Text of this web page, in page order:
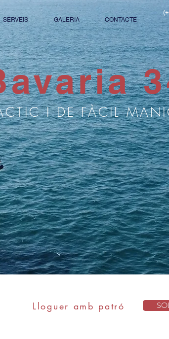
SERVEIS GALERIA CONTACTE
I DE FÀCIL
Lloguer amb patró